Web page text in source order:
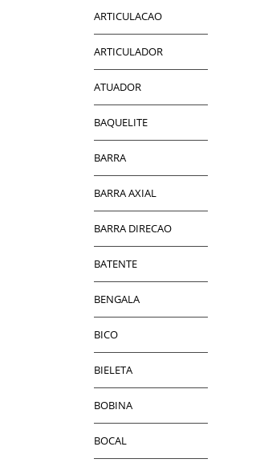
ARTICULACAO
ARTICULADOR
ATUADOR
BAQUELITE
BARRA
BARRA AXIAL
BARRA DIRECAO
BATENTE
BENGALA
BICO
BIELETA
BOBINA
BOCAL